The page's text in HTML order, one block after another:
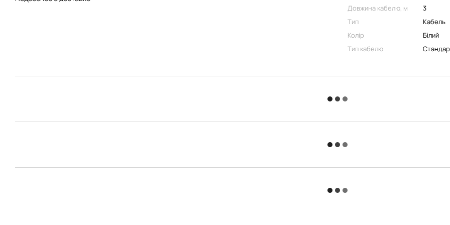
Довжина кабелю, м
3
Тип
Кабель
Колір
Білий
Тип кабелю